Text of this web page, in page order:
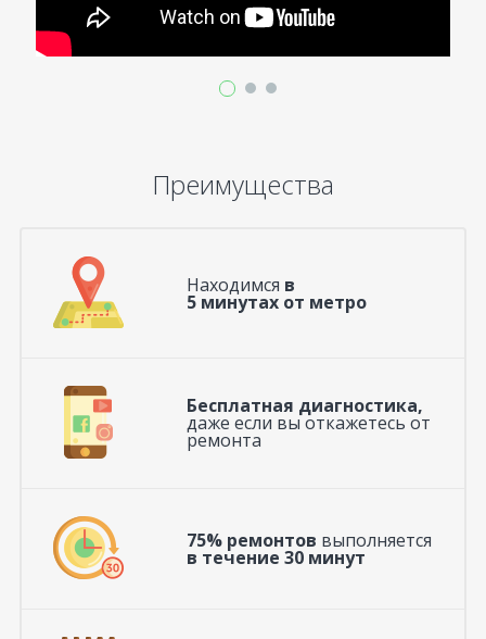
Преимущества
Находимся в
5 минутах от метро
Бесплатная диагностика,
даже если вы откажетесь от
ремонта
75% ремонтов выполняется
в течение 30 минут